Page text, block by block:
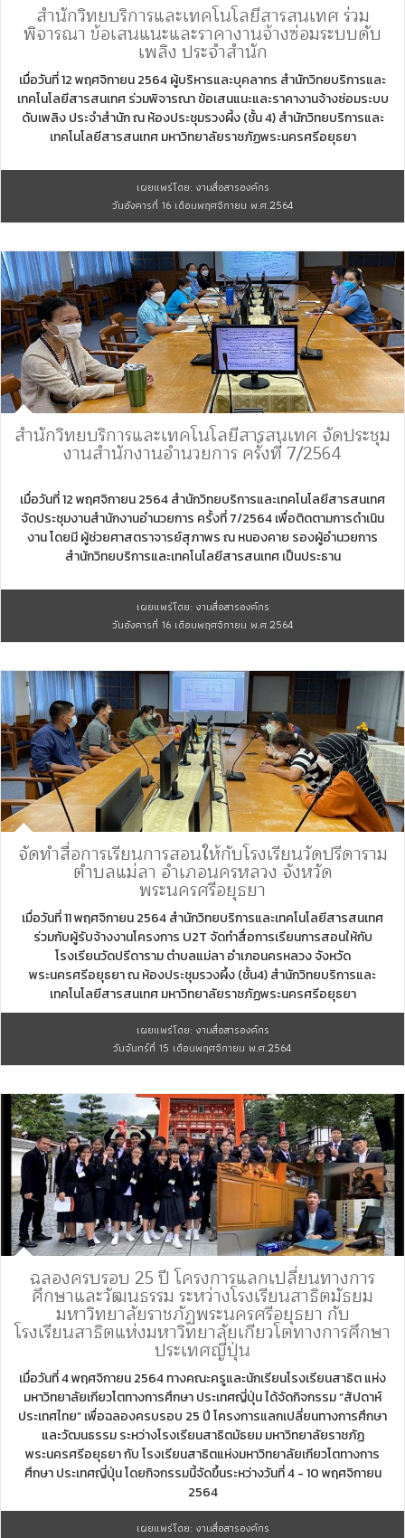
สำนักวิทยบริการและเทคโนโลยีสารสนเทศ ร่วม
พิจารณา ข้อเสนแนะและราคางานจ้างซ่อมระบบดับ
เพลิง ประจำสำนัก
เมื่อวันที่ 12 พฤศจิกายน 2564 ผู้บริหารและบุคลากร สำนักวิทยบริการและ
เทคโนโลยีสารสนเทศ ร่วมพิจารณา ข้อเสนแนะและราคางานจ้างซ่อมระบบ
ดับเพลิง ประจำสำนัก ณ ห้องประชุมรวงผี้ง (ชั้น 4) สำนักวิทยบริการและ
เทคโนโลยีสารสนเทศ มหาวิทยาลัยราชภัฏพระนครศรีอยุธยา
เผยแพร่โดย: งานสื่อสารองค์กร
วันอังคารที่ 16 เดือนพฤศจิกายน พ.ศ.2564
สำนักวิทยบริการและเทคโนโลยีสารสนเทศ จัดประชุม
งานสำนักงานอำนวยการ ครั้งที่ 7/2564
เมื่อวันที่ 12 พฤศจิกายน 2564 สำนักวิทยบริการและเทคโนโลยีสารสนเทศ
จัดประชุมงานสำนักงานอำนวยการ ครั้งที่ 7/2564 เพื่อติดตามการดำเนิน
งาน โดยมี ผู้ช่วยศาสตราจารย์สุภาพร ณ หนองคาย รองผู้อำนวยการ
สำนักวิทยบริการและเทคโนโลยีสารสนเทศ เป็นประธาน
เผยแพร่โดย: งานสื่อสารองค์กร
วันอังคารที่ 16 เดือนพฤศจิกายน พ.ศ.2564
จัดทำสื่อการเรียนการสอนให้กับโรงเรียนวัดปรีดาราม
ตำบลแม่ลา อำเภอนครหลวง จังหวัด
พระนครศรีอยุธยา
เมื่อวันที่ 11 พฤศจิกายน 2564 สำนักวิทยบริการและเทคโนโลยีสารสนเทศ
ร่วมกับผู้รับจ้างงานโครงการ U2T จัดทำสื่อการเรียนการสอนให้กับ
โรงเรียนวัดปรีดาราม ตำบลแม่ลา อำเภอนครหลวง จังหวัด
พระนครศรีอยุธยา ณ ห้องประชุมรวงผึ้ง (ชั้น4) สำนักวิทยบริการและ
เทคโนโลยีสารสนเทศ มหาวิทยาลัยราชภัฏพระนครศรีอยุธยา
เผยแพร่โดย: งานสื่อสารองค์กร
วันจันทร์ที่ 15 เดือนพฤศจิกายน พ.ศ.2564
ฉลองครบรอบ 25 ปี โครงการแลกเปลี่ยนทางการ
ศึกษาและวัฒนธรรม ระหว่างโรงเรียนสาธิตมัธยม
มหาวิทยาลัยราชภัฏพระนครศรีอยุธยา กับ
โรงเรียนสาธิตแห่งมหาวิทยาลัยเกียวโตทางการศึกษา
ประเทศญี่ปุ่น
เมื่อวันที่ 4 พฤศจิกายน 2564 ทางคณะครูและนักเรียนโรงเรียนสาธิต แห่ง
มหาวิทยาลัยเกียวโตทางการศึกษา ประเทศญี่ปุ่น ได้จัดกิจกรรม “สัปดาห์
ประเทศไทย” เพื่อฉลองครบรอบ 25 ปี โครงการแลกเปลี่ยนทางการศึกษา
และวัฒนธรรม ระหว่างโรงเรียนสาธิตมัธยม มหาวิทยาลัยราชภัฏ
พระนครศรีอยุธยา กับ โรงเรียนสาธิตแห่งมหาวิทยาลัยเกียวโตทางการ
ศึกษา ประเทศญี่ปุ่น โดยกิจกรรมนี้จัดขึ้นระหว่างวันที่ 4 - 10 พฤศจิกายน
2564
เผยแพร่โดย: งานสื่อสารองค์กร